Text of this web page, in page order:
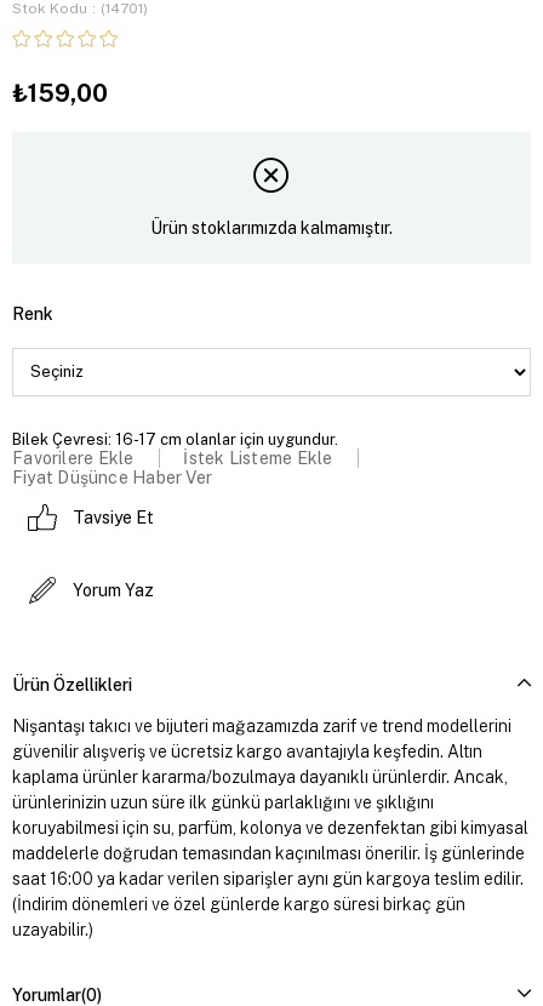
Stok Kodu (14701)
₺159,00
Ürün stoklarımızda kalmamıştır.
Renk
Bilek Çevresi: 16-17 cm olanlar için uygundur.
Favorilere Ekle
İstek Listeme Ekle
Fiyat Düşünce Haber Ver
Tavsiye Et
Yorum Yaz
Ürün Özellikleri
Nişantaşı takıcı ve bijuteri mağazamızda zarif ve trend modellerini
güvenilir alışveriş ve ücretsiz kargo avantajıyla keşfedin. Altın
kaplama ürünler kararma/bozulmaya dayanıklı ürünlerdir. Ancak,
ürünlerinizin uzun süre ilk günkü parlaklığını ve şıklığını
koruyabilmesi için su, parfüm, kolonya ve dezenfektan gibi kimyasal
maddelerle doğrudan temasından kaçınılması önerilir. İş günlerinde
saat 16:00 ya kadar verilen siparişler aynı gün kargoya teslim edilir.
(İndirim dönemleri ve özel günlerde kargo süresi birkaç gün
uzayabilir.)
Yorumlar(0)